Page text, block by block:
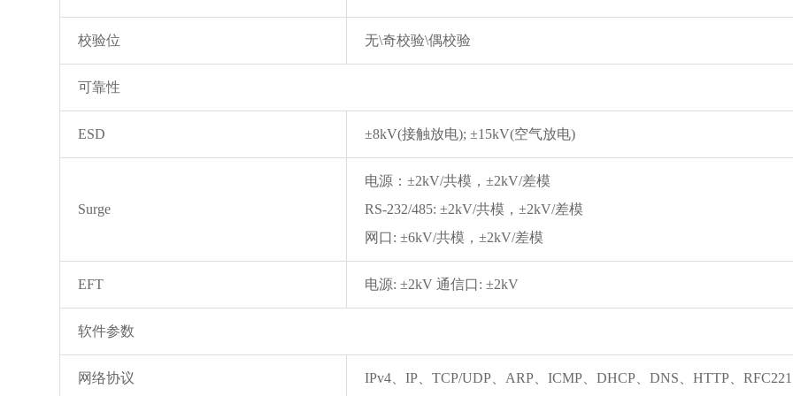
校验位 无\奇校验\偶校验
可靠性
ESD ±8kV(接触放电); ±15kV(空气放电)
Surge
电源：±2kV/共模，±2kV/差模
RS-232/485: ±2kV/共模，±2kV/差模
网口: ±6kV/共模，±2kV/差模
EFT 电源: ±2kV 通信口: ±2kV
软件参数
网络协议 IPv4、IP、TCP/UDP、ARP、ICMP、DHCP、DNS、HTTP、